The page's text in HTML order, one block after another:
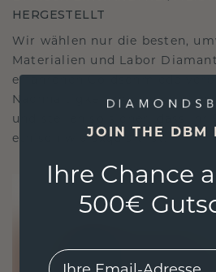
HERGESTELLT
Wir wählen nur die besten,
Materialien und Labor
erfahrenen Goldschmiede
Nachhaltigkeit mit
und stellen so sicher, dass Ihr
ethisch wie exquisit ist.
JOIN THE DBM
Ihre Chance
500€
EMail